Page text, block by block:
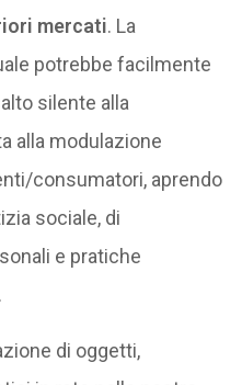
mercati. La
potrebbe facilmente
silente alla
alla modulazione
consumatori, aprendo
sociale, di
e pratiche
.
di oggetti,